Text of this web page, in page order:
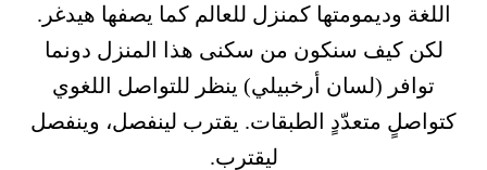
اللغة وديمومتها كمنزل للعالم كما يصفها هيدغر.
لكن كيف سنكون من سكنى هذا المنزل دونما
توافر (لسان أرخبيلي) ينظر للتواصل اللغوي
كتواصلٍ متعدّدٍ الطبقات. يقترب لينفصل، وينفصل
ليقترب.